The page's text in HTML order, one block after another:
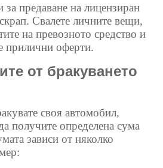
за предаване на лицензиран
Свалете личните вещи,
на превозното средство и
прилични оферти.
от бракуването
своя автомобил,
получите определена сума
зависи от няколко